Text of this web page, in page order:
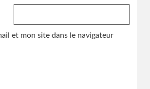
et mon site dans le navigateur